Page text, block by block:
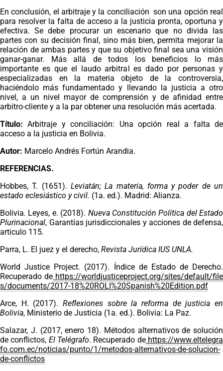
En conclusión, el arbitraje y la conciliación son una opción real
para resolver la falta de acceso a la justicia pronta, oportuna y
efectiva. Se debe procurar un escenario que no divida las
partes con su decisión final, sino más bien, permita mejorar la
relación de ambas partes y que su objetivo final sea una visión
ganar-ganar. Más allá de todos los beneficios lo más
importante es que el laudo arbitral es dado por personas y
especializadas en la materia objeto de la controversia,
haciéndolo más fundamentado y llevando la justicia a otro
nivel, a un nivel mayor de comprensión y de afinidad entre
arbitro-cliente y a la par obtener una resolución más acertada.
Título: Arbitraje y conciliación: Una opción real a falta de
acceso a la justicia en Bolivia.
Autor: Marcelo Andrés Fortún Arandia.
REFERENCIAS.
Hobbes, T. (1651). Leviatán; La materia, forma y poder de un
estado eclesiástico y civil. (1a. ed.). Madrid: Alianza.
Bolivia. Leyes, e. (2018). Nueva Constitución Política del Estado
Plurinacional, Garantías jurisdiccionales y acciones de defensa,
articulo 115.
Parra, L. El juez y el derecho, Revista Jurídica IUS UNLA.
World Justice Project. (2017). Índice de Estado de Derecho.
Recuperado de https://worldjusticeproject.org/sites/default/file
s/documents/2017-18%20ROLI%20Spanish%20Edition.pdf
Arce, H. (2017). Reflexiones sobre la reforma de justicia en
Bolivia, Ministerio de Justicia (1a. ed.). Bolivia: La Paz.
Salazar, J. (2017, enero 18). Métodos alternativos de solución
de conflictos, El Telégrafo. Recuperado de https://www.eltelegra
fo.com.ec/noticias/punto/1/metodos-alternativos-de-solucion-
de-conflictos